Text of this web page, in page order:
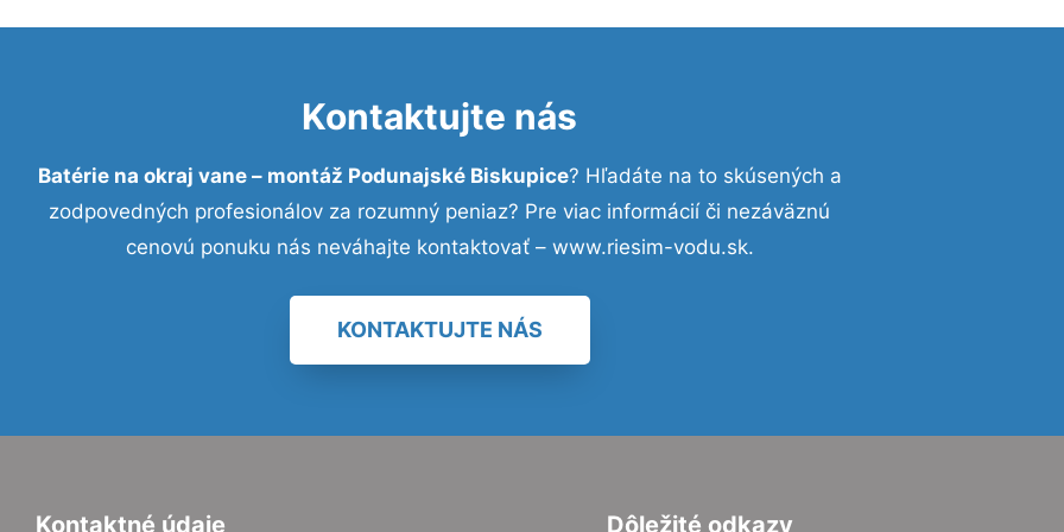
Kontaktujte nás
Batérie na okraj vane – montáž Podunajské Biskupice? Hľadáte na to skúsených a
zodpovedných profesionálov za rozumný peniaz? Pre viac informácií či nezáväznú
cenovú ponuku nás neváhajte kontaktovať – www.riesim-vodu.sk.
KONTAKTUJTE NÁS
Kontaktné údaje Dôležité odkazy